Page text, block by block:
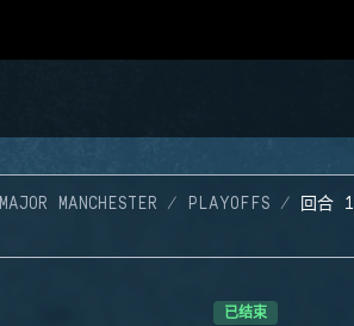
MAJOR MANCHESTER PLAYOFFS 回合
已结束